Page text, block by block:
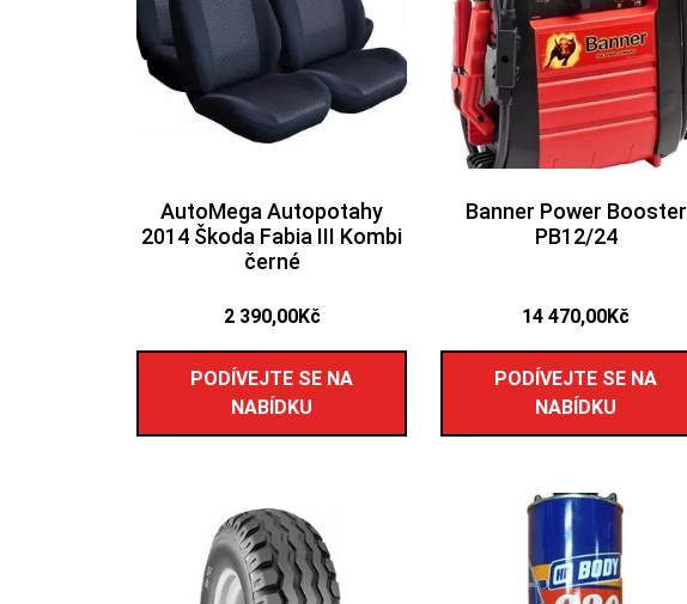
AutoMega Autopotahy
2014 Škoda Fabia III Kombi
černé
2 390,00Kč
PODÍVEJTE SE NA
NABÍDKU
Banner Power Booster
PB12/24
14 470,00Kč
PODÍVEJTE SE NA
NABÍDKU